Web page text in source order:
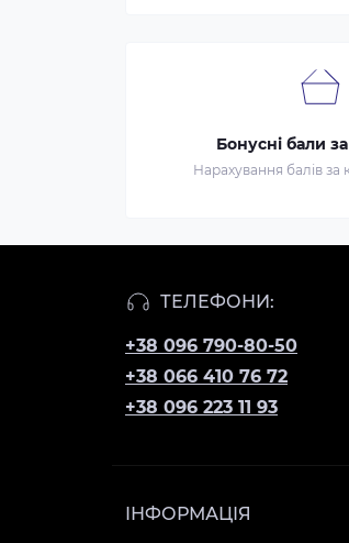
Бонусні бали
Нарахування балів
ТЕЛЕФОНИ:
+38 096 790-80-50
+38 066 410 76 72
+38 096 223 11 93
ІНФОРМАЦІЯ